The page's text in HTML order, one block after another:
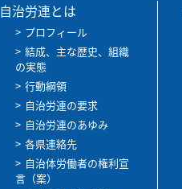
自治労連とは
プロフィール
結成、主な歴史、組織
の実態
行動綱領
自治労連の要求
自治労連のあゆみ
各県連絡先
自治体労働者の権利宣
言（案）